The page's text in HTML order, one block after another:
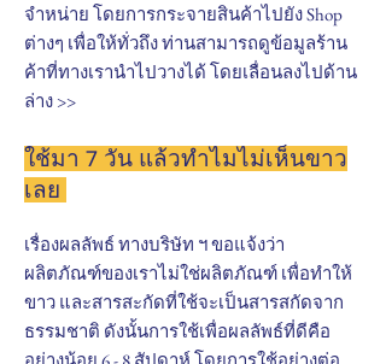
จำหน่าย โดยการกระจายสินค้าไปยัง Shop
ต่างๆ เพื่อให้ทั่วถึง ท่านสามารถดูข้อมูลร้าน
ค้าที่ทางเรานำไปวางได้ โดยเลื่อนลงไปด้าน
ล่าง >>
ใช้มา 7 วัน แล้วทำไมไม่เห็นขาว
เลย
เรื่องผลลัพธ์ ทางบริษัท ฯ ขอแจ้งว่า
ผลิตภัณฑ์ของเราไม่ใช่ผลิตภัณฑ์ เพื่อทำให้
ขาว และสารสะกัดที่ใช้จะเป็นสารสกัดจาก
ธรรมชาติ ดังนั้นการใช้เพื่อผลลัพธ์ที่ดีคือ